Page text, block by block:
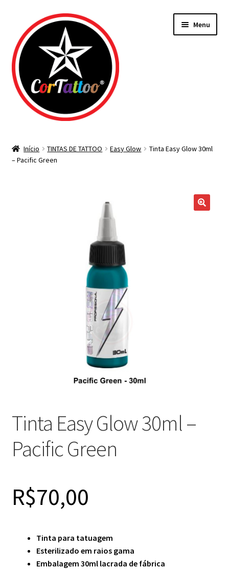
para
navegação
para
o
conteúdo
Menu
Agulhas
Início TINTAS DE TATTOO Easy Glow
Tinta Easy Glow 30ml
– Pacific Green
Tinta Easy Glow 30ml –
Pacific Green
R$70,00
Tinta para tatuagem
Esterilizado em raios gama
Embalagem 30ml lacrada de fábrica